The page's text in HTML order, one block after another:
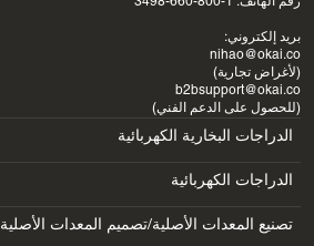
بريد إلكتروني:
nihao@okai.co
(لأغراض تجارية)
b2bsupport@okai.co
(للحصول على الدعم الفني)
الدراجات البخارية الكهربائية
ES400A
ES410
الدراجات الكهربائية
EB100B
تصنيع المعدات الأصلية/تصميم المعدات الأصلية